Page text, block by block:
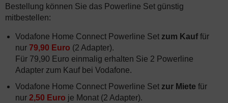
Bestellung können Sie das Powerline Set günstig
mitbestellen:
Vodafone Home Connect Powerline Set zum Kauf für
nur 79,90 Euro (2 Adapter).
Für 79,90 Euro einmalig erhalten Sie 2 Powerline
Adapter zum Kauf bei Vodafone.
Vodafone Home Connect Powerline Set zur Miete für
nur 2,50 Euro je Monat (2 Adapter).